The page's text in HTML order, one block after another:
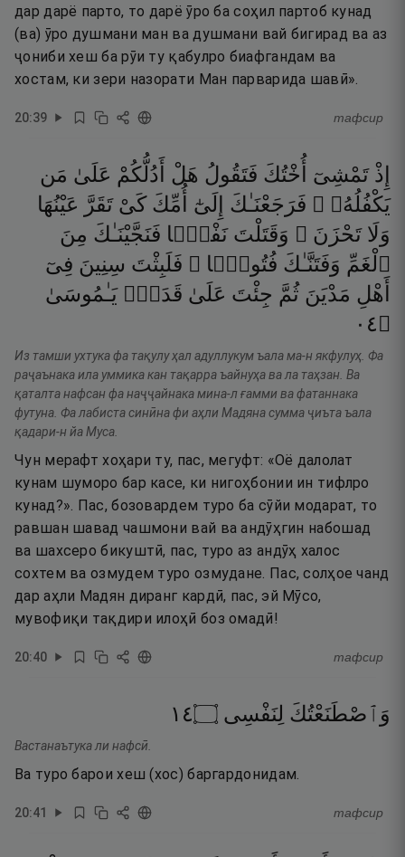
дар дарё парто, то дарё ӯро ба соҳил партоб кунад
(ва) ӯро душмани ман ва душмани вай бигирад ва аз
ҷониби хеш ба рӯи ту қабулро биафгандам ва
хостам, ки зери назорати Ман парварида шавӣ».
20:39 тафсир
إِذْ تَمْشِىٓ أُخْتُكَ فَتَقُولُ هَلْ أَدُلُّكُمْ عَلَىٰ مَن
يَكْفُلُهُۥ ۖ فَرَجَعْنَـٰكَ إِلَىٰٓ أُمِّكَ كَىْ تَقَرَّ عَيْنُهَا
وَلَا تَحْزَنَ ۚ وَقَتَلْتَ نَفْسًۭا فَنَجَّيْنَـٰكَ مِنَ
ٱلْغَمِّ وَفَتَنَّـٰكَ فُتُونًۭا ۚ فَلَبِثْتَ سِنِينَ فِىٓ
أَهْلِ مَدْيَنَ ثُمَّ جِئْتَ عَلَىٰ قَدَرٍۢ يَـٰمُوسَىٰ
۝٤٠
Из тамши ухтука фа тақулу ҳал адуллукум ъала ма-н якфулуҳ. Фа
раҷаънака ила уммика кан тақарра ъайнуҳа ва ла таҳзан. Ва
қаталта нафсан фа наҷҷайнака мина-л ғамми ва фатаннака
футуна. Фа лабиста синӣна фи аҳли Мадяна сумма ҷиъта ъала
қадари-н йа Муса.
Чун мерафт хоҳари ту, пас, мегуфт: «Оё далолат
кунам шуморо бар касе, ки нигоҳбонии ин тифлро
кунад?». Пас, бозовардем туро ба сӯйи модарат, то
равшан шавад чашмони вай ва андӯҳгин набошад
ва шахсеро бикуштӣ, пас, туро аз андӯҳ халос
сохтем ва озмудем туро озмудане. Пас, солҳое чанд
дар аҳли Мадян диранг кардӣ, пас, эй Мӯсо,
мувофиқи тақдири илоҳӣ боз омадӣ!
20:40 тафсир
وَٱصْطَنَعْتُكَ لِنَفْسِى ۝٤١
Вастанаътука ли нафсӣ.
Ва туро барои хеш (хос) баргардонидам.
20:41 тафсир